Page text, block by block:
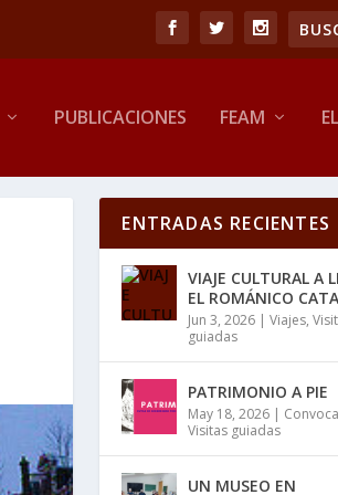
PUBLICACIONES FEAM
ENTRADAS RECIENTES
VIAJE CULTURAL A
EL ROMÁNICO
Jun 3, 2026 |Viajes,
guiadas
PATRIMONIO A PIE
May 18, 2026 |
Visitas guiadas
UN MUSEO EN